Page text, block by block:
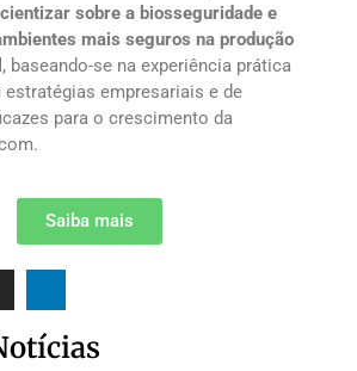
sobre a biosseguridade e
mais seguros na produção
, baseando-se na experiência prática
estratégias empresariais e de
para o crescimento da
Saiba mais